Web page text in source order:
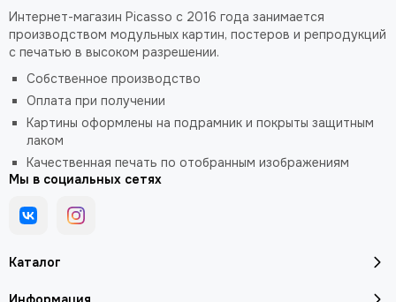
Каталог
Интернет-магазин Picasso с 2016 года занимается
производством модульных картин, постеров и репродукций
с печатью в высоком разрешении.
Собственное производство
Оплата при получении
Картины оформлены на подрамник и покрыты защитным
лаком
Качественная печать по отобранным изображениям
Мы в социальных сетях